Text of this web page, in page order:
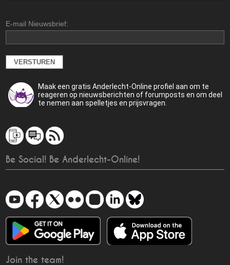
E-mail Nieuwsbrief:
Maak een gratis Anderlecht-Online profiel aan om te
reageren op nieuwsberichten of forumposts en om deel
te nemen aan spelletjes en prijsvragen.
Be Social! Be Anderlecht-Online!
Join the team!